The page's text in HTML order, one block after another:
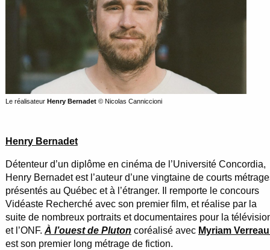
Le réalisateur Henry Bernadet© Nicolas Canniccioni
Henry Bernadet
Détenteur d’un diplôme en cinéma de l’Université Concordia,
Henry Bernadet est l’auteur d’une vingtaine de courts
présentés au Québec et à l’étranger. Il remporte le concours
Vidéaste Recherché avec son premier film, et réalise par la
suite de nombreux portraits et documentaires pour la
et l’ONF. À l’ouest de Pluton coréalisé avec Myriam
est son premier long métrage de fiction.